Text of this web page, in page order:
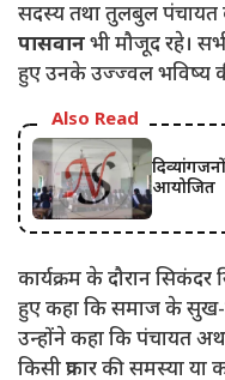
सदस्य तथा तुलबुल पंचायत के
पासवानभी मौजूद रहे।
हुए उनके उज्ज्वल भविष्य
Also Read
आयोजित
कार्यक्रम के दौरान सिकंदर
हुए कहा कि समाज के सुख-
उन्होंने कहा कि पंचायत
किसी प्रकार की समस्या